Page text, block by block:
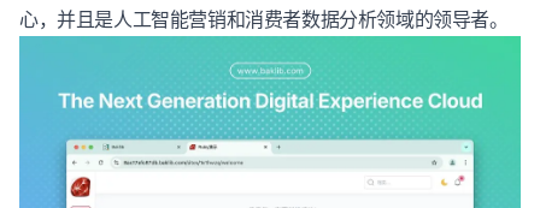
心，并且是人工智能营销和消费者数据分析领域的领导者。